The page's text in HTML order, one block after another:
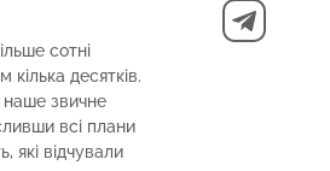
сотні
десятків.
наше звичне
всі плани
які відчували